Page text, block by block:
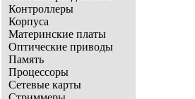
Контроллеры
Корпуса
Материнские платы
Оптические приводы
Память
Процессоры
Сетевые карты